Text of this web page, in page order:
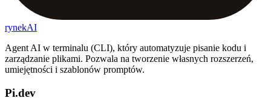
rynekAI
Agent AI w terminalu (CLI), który automatyzuje pisanie kodu i
zarządzanie plikami. Pozwala na tworzenie własnych rozszerzeń,
umiejętności i szablonów promptów.
Pi.dev